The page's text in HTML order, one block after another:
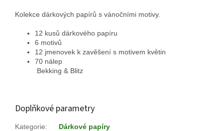
Kolekce dárkových papírů s vánočními motivy.
12 kusů dárkového papíru
6 motivů
12 jmenovek k zavěšení s motivem květin
70 nálep
Bekking & Blitz
Doplňkové parametry
Kategorie:
Dárkové papíry